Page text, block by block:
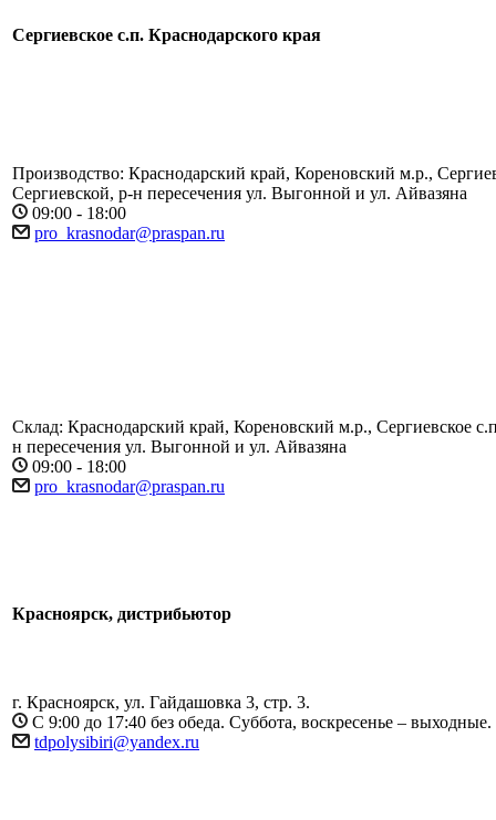
Сергиевское с.п. Краснодарского края
Производство: Краснодарский край, Кореновский м.р.,
Сергиевской, р-н пересечения ул. Выгонной и ул. Айвазяна
09:00 - 18:00
pro_krasnodar@praspan.ru
Склад: Краснодарский край, Кореновский м.р., Сергиевское
н пересечения ул. Выгонной и ул. Айвазяна
09:00 - 18:00
pro_krasnodar@praspan.ru
Красноярск, дистрибьютор
г. Красноярск, ул. Гайдашовка 3, стр. 3.
С 9:00 до 17:40 без обеда. Суббота, воскресенье – выходные.
tdpolysibiri@yandex.ru